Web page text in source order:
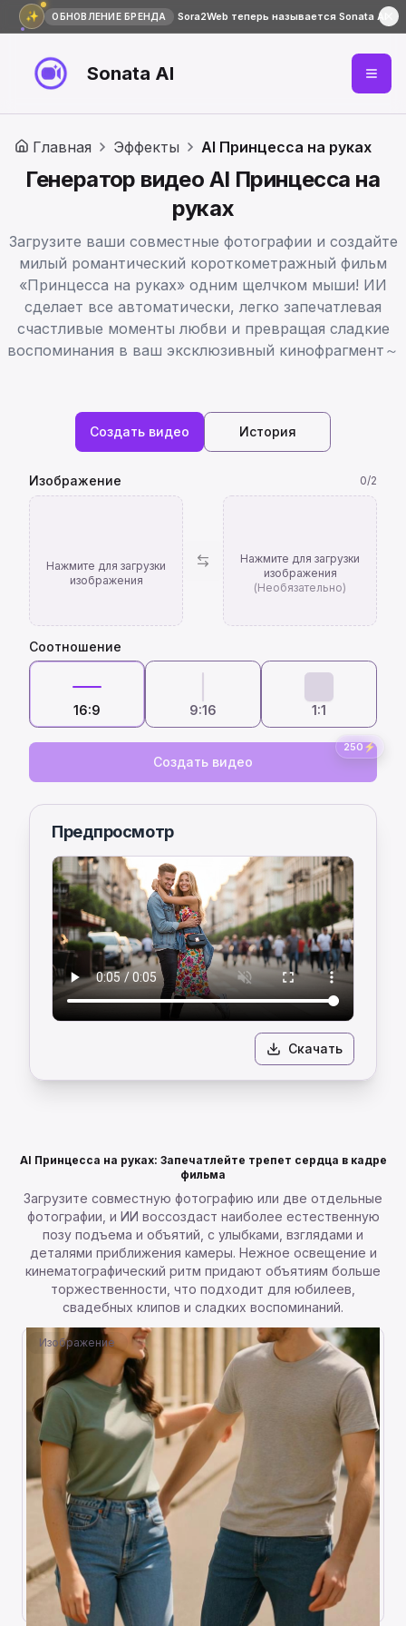
✨ ОБНОВЛЕНИЕ БРЕНДА Sora2Web теперь называется Sonata AI
Sonata AI
Главная Эффекты AI Принцесса на руках
Генератор видео AI Принцесса на
руках
Загрузите ваши совместные фотографии и создайте
милый романтический короткометражный фильм
«Принцесса на руках» одним щелчком мыши! ИИ
сделает все автоматически, легко запечатлевая
счастливые моменты любви и превращая сладкие
воспоминания в ваш эксклюзивный кинофрагмент～
Создать видео История
Изображение 0/2
Нажмите для загрузки
изображения
Нажмите для загрузки
изображения
(Необязательно)
Соотношение
16:9 9:16 1:1
250 ⚡
Создать видео
Предпросмотр
Скачать
AI Принцесса на руках: Запечатлейте трепет сердца в кадре
фильма
Загрузите совместную фотографию или две отдельные
фотографии, и ИИ воссоздаст наиболее естественную
позу подъема и объятий, с улыбками, взглядами и
деталями приближения камеры. Нежное освещение и
кинематографический ритм придают объятиям больше
торжественности, что подходит для юбилеев,
свадебных клипов и сладких воспоминаний.
Изображение